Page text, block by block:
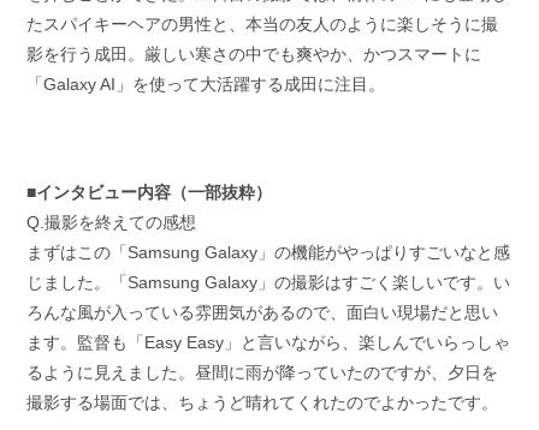
たスパイキーヘアの男性と、本当の友人のように楽しそうに撮
影を行う成田。厳しい寒さの中でも爽やか、かつスマートに
「Galaxy AI」を使って大活躍する成田に注目。
■インタビュー内容（一部抜粋）
Q.撮影を終えての感想
まずはこの「Samsung Galaxy」の機能がやっぱりすごいなと感
じました。「Samsung Galaxy」の撮影はすごく楽しいです。い
ろんな風が入っている雰囲気があるので、面白い現場だと思い
ます。監督も「Easy Easy」と言いながら、楽しんでいらっしゃ
るように見えました。昼間に雨が降っていたのですが、夕日を
撮影する場面では、ちょうど晴れてくれたのでよかったです。